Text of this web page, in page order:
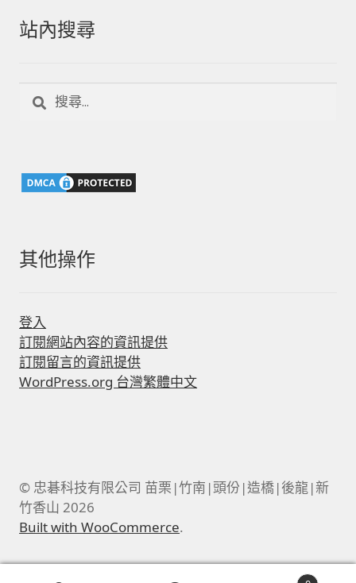
站內搜尋
字:
其他操作
登入
訂閱網站內容的資訊提供
訂閱留言的資訊提供
WordPress.org 台灣繁體中文
© 忠碁科技有限公司 苗栗|竹南|頭份|造橋|後龍|新
竹香山 2026
Built with WooCommerce.